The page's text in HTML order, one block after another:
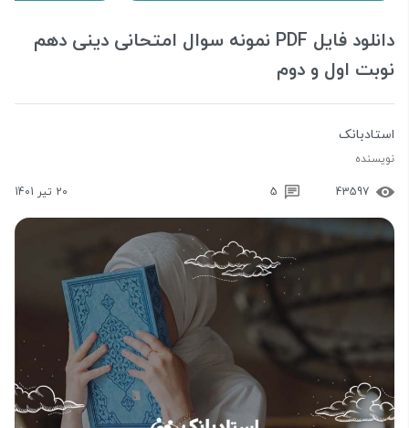
دانلود فایل PDF نمونه سوال امتحانی دینی دهم
نوبت اول و دوم
استادبانک
نویسنده
43597
5 20 تیر 1401